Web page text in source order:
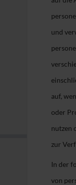
und
auf,
oder
nutzen
zur
In der
von